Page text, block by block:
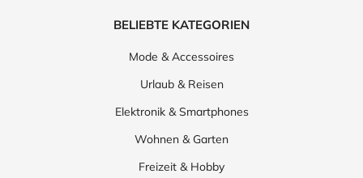
BELIEBTE KATEGORIEN
Mode & Accessoires
Urlaub & Reisen
Elektronik & Smartphones
Wohnen & Garten
Freizeit & Hobby